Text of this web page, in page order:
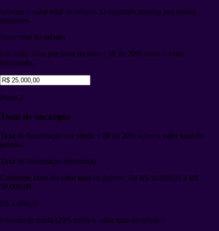
Informe o valor total do prêmio. O resultado atualiza nos passos
seguintes.
Valor total do prêmio
Em reais. Taxa por faixa do total + IR de 20% sobre o valor
informado.
Passo 2
Total de encargos
Taxa de fiscalização por tabela + IR de 20% sobre o valor total do
prêmio.
Taxa de fiscalização (estimada)
Conforme faixa do valor total do prêmio, De R$ 10.000,01 a R$
50.000,00
R$ 1.666,00
Imposto de renda (20% sobre o valor total do prêmio)